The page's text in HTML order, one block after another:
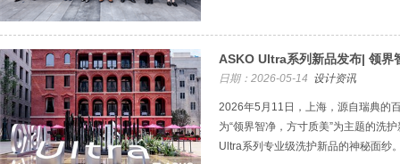
ASKO Ultra系列新品发布| 领界
日期：2026-05-14 设计资讯
2026年5月11日，上海，源自瑞典的
为“领界智净，方寸质美”为主题的洗
Ultra系列专业级洗护新品的神秘面纱